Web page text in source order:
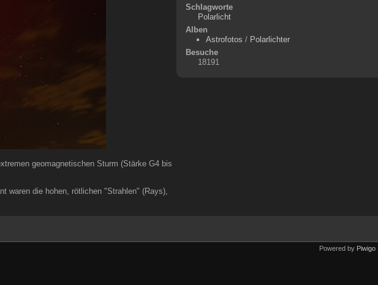
geomagnetischen Sturm (Stärke G4 bis
waren die hohen, rötlichen "Strahlen" (Rays),
Schlagworte
Polarlicht
Alben
Astrofotos / Polarlichter
Besuche
18191
Powered by Piwigo